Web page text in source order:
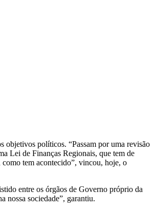
objetivos políticos. “Passam por uma revisão
Lei de Finanças Regionais, que tem de
como tem acontecido”, vincou, hoje, o
entre os órgãos de Governo próprio da
nossa sociedade”, garantiu.